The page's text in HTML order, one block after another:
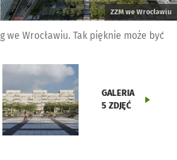
ZZM we Wrocławiu
Wrocławiu. Tak pięknie może być
GALERIA
5 ZDJĘĆ